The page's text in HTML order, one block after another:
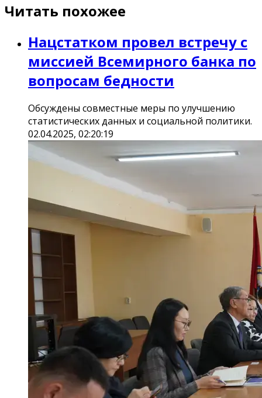
Читать похожее
Нацстатком провел встречу с
миссией Всемирного банка по
вопросам бедности
Обсуждены совместные меры по улучшению
статистических данных и социальной политики.
02.04.2025, 02:20:19